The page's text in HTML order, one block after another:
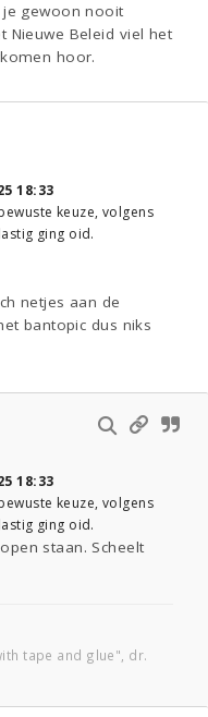
gewoon nooit
Nieuwe Beleid viel het
hoor.
18:33
keuze, volgens
ging oid.
netjes aan de
bantopic dus niks
18:33
keuze, volgens
ging oid.
staan. Scheelt
tape and glue", dr.